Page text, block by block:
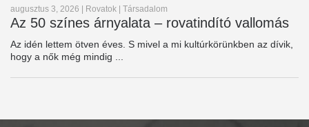
augusztus 3, 2026 Rovatok Társadalom
Az 50 színes árnyalata – rovatindító vallomás
Az idén lettem ötven éves. S mivel a mi kultúrkörünkben az dívik,
hogy a nők még mindig ...